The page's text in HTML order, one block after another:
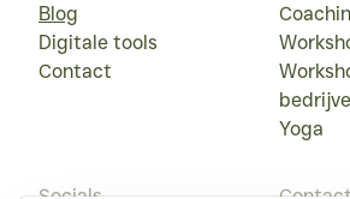
Blog
Digitale tools
Contact
Yoga